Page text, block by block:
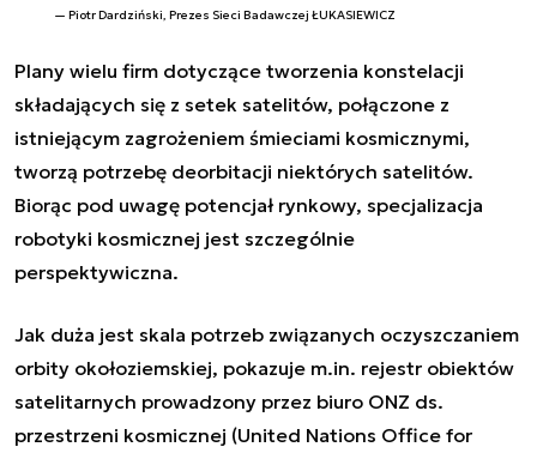
Piotr Dardziński, Prezes Sieci Badawczej ŁUKASIEWICZ
Plany wielu firm dotyczące tworzenia konstelacji
składających się z setek satelitów, połączone z
istniejącym zagrożeniem śmieciami kosmicznymi,
tworzą potrzebę deorbitacji niektórych satelitów.
Biorąc pod uwagę potencjał rynkowy, specjalizacja
robotyki kosmicznej jest szczególnie
perspektywiczna.
Jak duża jest skala potrzeb związanych oczyszczaniem
orbity okołoziemskiej, pokazuje m.in. rejestr obiektów
satelitarnych prowadzony przez biuro ONZ ds.
przestrzeni kosmicznej (United Nations Office for